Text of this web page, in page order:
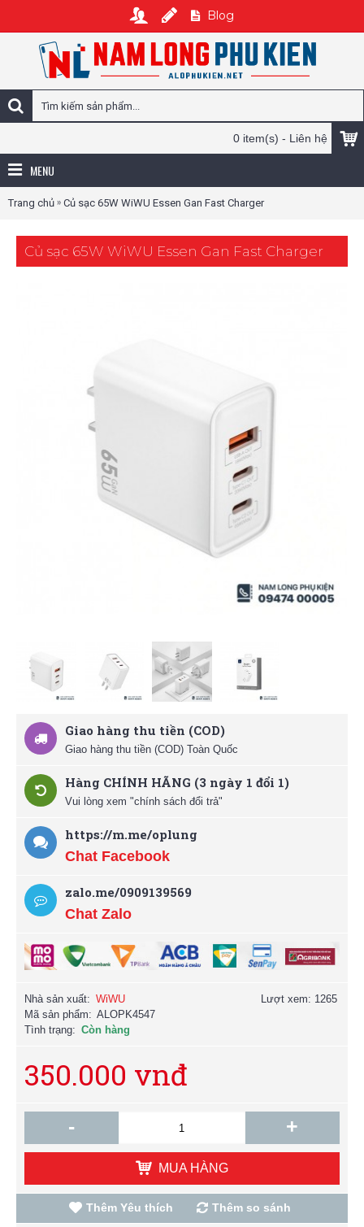
Blog
0 item(s) - Liên hệ
MENU
Trang chủ » Củ sạc 65W WiWU Essen Gan Fast Charger
Củ sạc 65W WiWU Essen Gan Fast Charger
Giao hàng thu tiền (COD)
Giao hàng thu tiền (COD) Toàn Quốc
Hàng CHÍNH HÃNG (3 ngày 1 đổi 1)
Vui lòng xem "chính sách đổi trả"
https://m.me/oplung
Chat Facebook
zalo.me/0909139569
Chat Zalo
Lượt xem: 1265
Nhà sản xuất: WiWU
Mã sản phẩm: ALOPK4547
Tình trạng: Còn hàng
350.000 vnđ
- +
MUA HÀNG
Thêm Yêu thích Thêm so sánh